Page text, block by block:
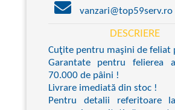
vanzari@top59serv.ro
DESCRIERE
Cuţite pentru maşini de feliat
Garantate pentru felierea
70.000 de pâini !
Livrare imediată din stoc !
Pentru detalii referitoare